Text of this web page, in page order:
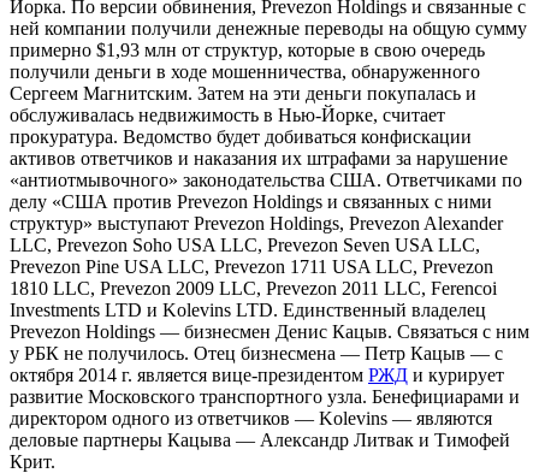
Йорка. По версии обвинения, Prevezon Holdings и связанные с
ней компании получили денежные переводы на общую сумму
примерно $1,93 млн от структур, которые в свою очередь
получили деньги в ходе мошенничества, обнаруженного
Сергеем Магнитским. Затем на эти деньги покупалась и
обслуживалась недвижимость в Нью-Йорке, считает
прокуратура. Ведомство будет добиваться конфискации
активов ответчиков и наказания их штрафами за нарушение
«антиотмывочного» законодательства США. Ответчиками по
делу «США против Prevezon Holdings и связанных с ними
структур» выступают Prevezon Holdings, Prevezon Alexander
LLC, Prevezon Soho USA LLC, Prevezon Seven USA LLC,
Prevezon Pine USA LLC, Prevezon 1711 USA LLC, Prevezon
1810 LLC, Prevezon 2009 LLC, Prevezon 2011 LLC, Ferencoi
Investments LTD и Kolevins LTD. Единственный владелец
Prevezon Holdings — бизнесмен Денис Кацыв. Связаться с ним
у РБК не получилось. Отец бизнесмена — Петр Кацыв — с
октября 2014 г. является вице-президентом РЖД и курирует
развитие Московского транспортного узла. Бенефициарами и
директором одного из ответчиков — Kolevins — являются
деловые партнеры Кацыва — Александр Литвак и Тимофей
Крит.